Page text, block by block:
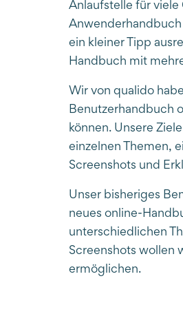
Anlaufstelle für viele
Anwenderhandbuch
ein kleiner Tipp
Handbuch mit
Wir von qualido
Benutzerhandbuch
können. Unsere
einzelnen Themen,
Screenshots und
Unser bisheriges
neues online-
unterschiedlichen
Screenshots wollen
ermöglichen.